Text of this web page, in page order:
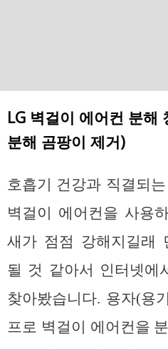
LG 벽걸이 에어컨 분해
분해 곰팡이 제거)
호흡기 건강과 직결되
벽걸이 에어컨을 사용
새가 점점 강해지길래
될 것 같아서 인터넷에
찾아봤습니다. 용자(용
프로 벽걸이 에어컨을